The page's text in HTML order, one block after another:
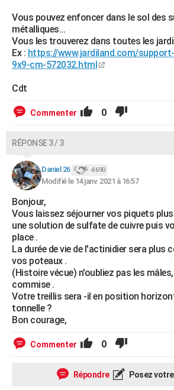
Vous pouvez enfoncer dans le sol des
métalliques...
Vous les trouverez dans toutes les
Ex : https://www.jardiland.com/
9x9-cm-572032.html
Cdt
Commenter 0
RÉPONSE 3 / 3
Daniel 26 4 690
Modifié le 14 janv. 2021 à 16:57
Bonjour,
Vous laissez séjourner vos piquets
une solution de sulfate de cuivre puis
place .
La durée de vie de l'actinidier sera plus
vos poteaux .
(Histoire vécue) n'oubliez pas les
commise .
Votre treillis sera -il en position
tonnelle ?
Bon courage,
Commenter 0
Répondre Posez